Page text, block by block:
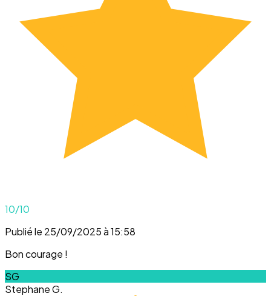
10/10
Publié le 25/09/2025 à 15:58
Bon courage !
SG
Stephane G.